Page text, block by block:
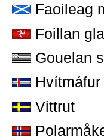
Faoileag
Foillan
Gouelan
Hvítmáfur
Vittrut